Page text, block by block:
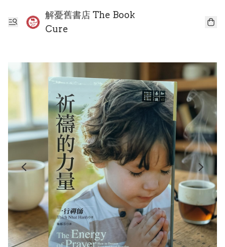
解憂舊書店 The Book
Cure